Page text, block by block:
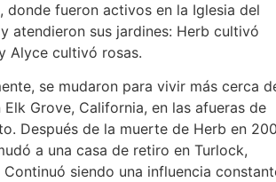
donde fueron activos en la Iglesia del
atendieron sus jardines: Herb cultivó
Alyce cultivó rosas.
se mudaron para vivir más cerca
Elk Grove, California, en las afueras de
Después de la muerte de Herb en
a una casa de retiro en Turlock,
Continuó siendo una influencia